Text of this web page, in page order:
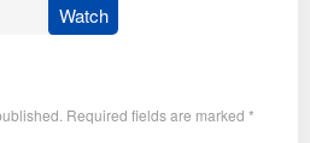
Jan
Anil
Ravipudi
Watch
Required fields are marked *